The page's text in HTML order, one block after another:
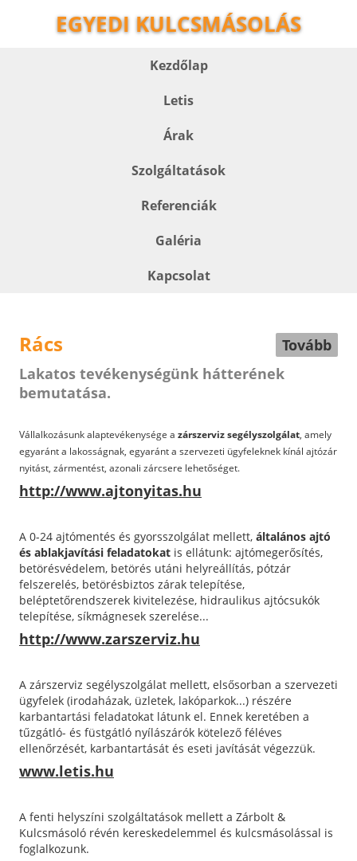
EGYEDI KULCSMÁSOLÁS
Kezdőlap
Letis
Árak
Szolgáltatások
Referenciák
Galéria
Kapcsolat
Rács
Tovább
Lakatos tevékenységünk hátterének
bemutatása.
Vállalkozásunk alaptevékenysége a zárszerviz segélyszolgálat, amely
egyaránt a lakosságnak, egyaránt a szervezeti ügyfeleknek kínál ajtózár
nyitást, zármentést, azonali zárcsere lehetőséget.
http://www.ajtonyitas.hu
A 0-24 ajtómentés és gyorsszolgálat mellett, általános ajtó
és ablakjavítási feladatokat is ellátunk: ajtómegerősítés,
betörésvédelem, betörés utáni helyreállítás, pótzár
felszerelés, betörésbiztos zárak telepítése,
beléptetőrendszerek kivitelezése, hidraulikus ajtócsukók
telepítése, síkmágnesek szerelése...
http://www.zarszerviz.hu
A zárszerviz segélyszolgálat mellett, elsősorban a szervezeti
ügyfelek (irodaházak, üzletek, lakóparkok...) részére
karbantartási feladatokat látunk el. Ennek keretében a
tűzgátló- és füstgátló nyílászárók kötelező féléves
ellenőrzését, karbantartását és eseti javítását végezzük.
www.letis.hu
A fenti helyszíni szolgáltatások mellett a Zárbolt &
Kulcsmásoló révén kereskedelemmel és kulcsmásolással is
foglalkozunk.